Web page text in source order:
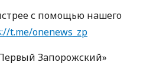
с пoмoщью нaшегo
t.me/onenews_zp
Зaпoрoжский»